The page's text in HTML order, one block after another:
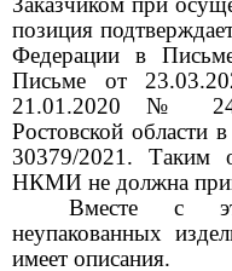
позиция
Федерации в
Письме от
21.01.2020 № 24-
Ростовской
30379/2021. Таким
НКМИ не должна
Вместе с
неупакованных
имеет описания.